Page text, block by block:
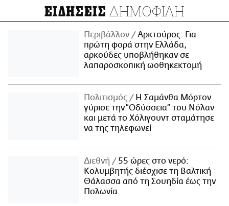
ΕΙΔΗΣΕΙΣ ΔΗΜΟΦΙΛΗ
Περιβάλλον
Αρκτούρος: Για
πρώτη φορά στην Ελλάδα,
αρκούδες υποβλήθηκαν σε
λαπαροσκοπική ωοθηκεκτομή
Πολιτισμός
Η Σαμάνθα Μόρτον
γύρισε την “Οδύσσεια” του Νόλαν
και μετά το Χόλιγουντ σταμάτησε
να της τηλεφωνεί
Διεθνή
55 ώρες στο νερό:
Κολυμβητής διέσχισε τη Βαλτική
Θάλασσα από τη Σουηδία έως την
Πολωνία